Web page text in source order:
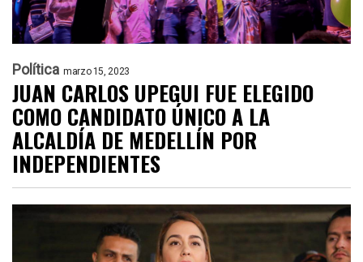
Política marzo 15, 2023
JUAN CARLOS UPEGUI FUE ELEGIDO
COMO CANDIDATO ÚNICO A LA
ALCALDÍA DE MEDELLÍN POR
INDEPENDIENTES